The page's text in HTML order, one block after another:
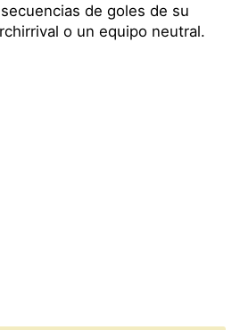
de goles de su
o un equipo neutral.